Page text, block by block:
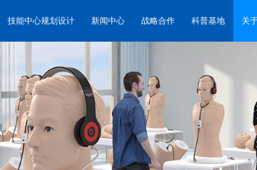
技能中心规划设计 新闻中心 战略合作 科普基地 关